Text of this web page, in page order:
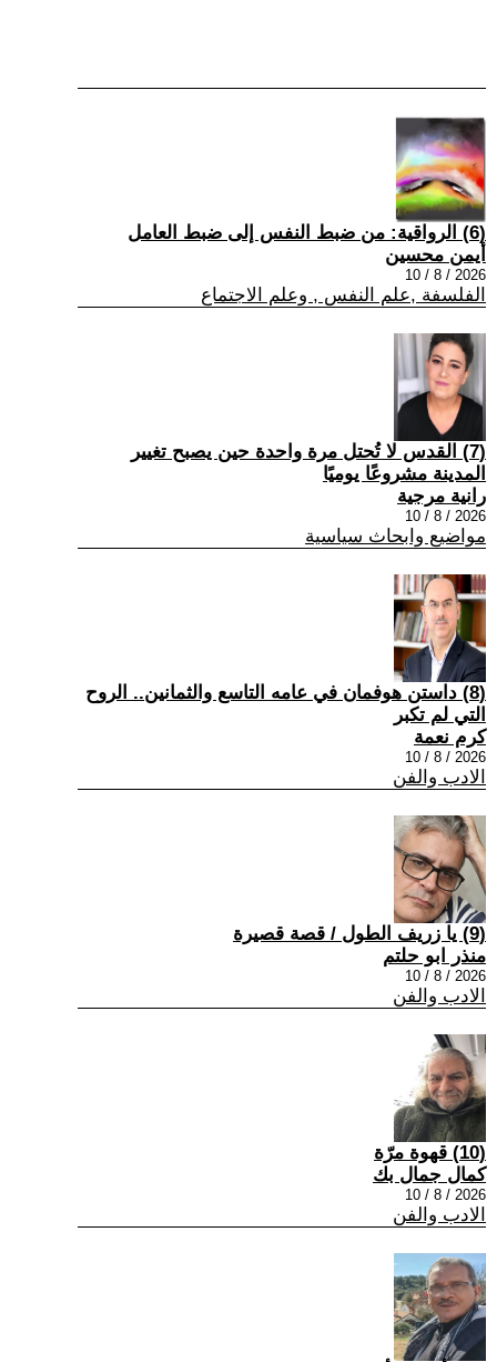
(6) الرواقية: من ضبط النفس إلى ضبط العامل
أيمن محسين
2026 / 8 / 10
الفلسفة ,علم النفس , وعلم الاجتماع
(7) القدس لا تُحتل مرة واحدة حين يصبح تغيير
المدينة مشروعًا يوميًا
رانية مرجية
2026 / 8 / 10
مواضيع وابحاث سياسية
(8) داستن هوفمان في عامه التاسع والثمانين.. الروح
التي لم تكبر
كرم نعمة
2026 / 8 / 10
الادب والفن
(9) يا زريف الطول / قصة قصيرة
منذر ابو حلتم
2026 / 8 / 10
الادب والفن
(10) قهوة مرّة
كمال جمال بك
2026 / 8 / 10
الادب والفن